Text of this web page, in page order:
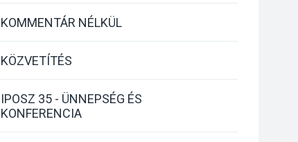
KOMMENTÁR NÉLKÜL
KÖZVETÍTÉS
IPOSZ 35 - ÜNNEPSÉG ÉS
KONFERENCIA